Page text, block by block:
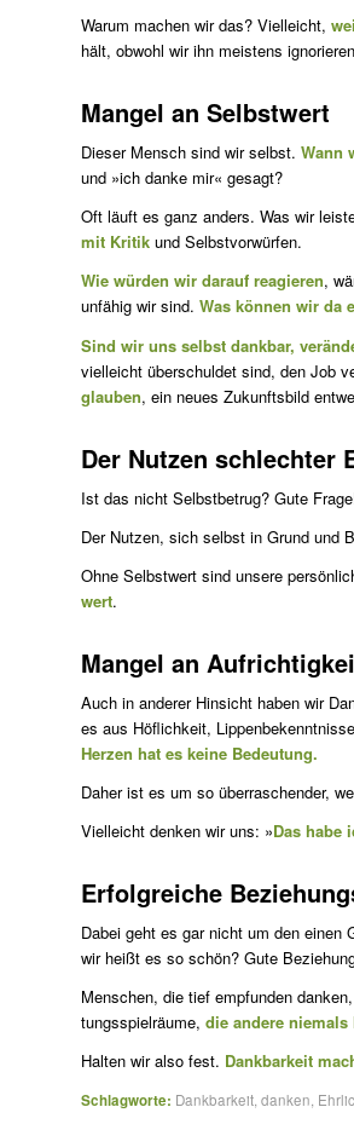
Warum machen wir das? Vielleicht,
hält, obwohl wir ihn meistens
Mangel an Selbstwert
Dieser Mensch sind wir selbst. Wann
und »ich danke mir« gesagt?
Oft läuft es ganz anders. Was wir
mit Kritik und Selbstvorwürfen.
Wie würden wir darauf reagieren,
unfähig wir sind. Was können wir da
Sind wir uns selbst dankbar,
vielleicht überschuldet sind, den Job
glauben, ein neues Zukunftsbild
Der Nutzen schlechter
Ist das nicht Selbstbetrug? Gute
Der Nutzen, sich selbst in Grund und
Ohne Selbstwert sind unsere
wert.
Mangel an
Auch in anderer Hinsicht haben wir
es aus Höflichkeit,
Herzen hat es keine Bedeutung.
Daher ist es um so überraschender,
Vielleicht denken wir uns: »Das habe
Erfolgreiche
Dabei geht es gar nicht um den einen
wir heißt es so schön? Gute
Menschen, die tief empfunden danken,
tungsspielräume, die andere niemals
Halten wir also fest. Dankbarkeit
Schlagworte: Dankbarkeit danken